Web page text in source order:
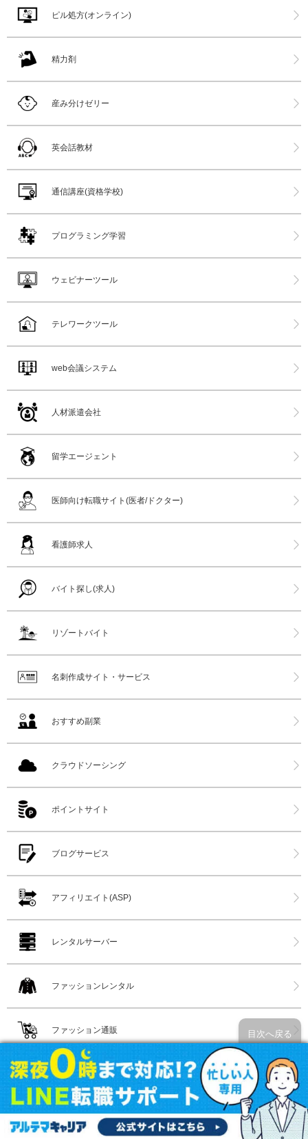
ピル処方(オンライン)
精力剤
産み分けゼリー
英会話教材
通信講座(資格学校)
プログラミング学習
ウェビナーツール
テレワークツール
web会議システム
人材派遣会社
留学エージェント
医師向け転職サイト(医者/ドクター)
看護師求人
バイト探し(求人)
リゾートバイト
名刺作成サイト・サービス
おすすめ副業
クラウドソーシング
ポイントサイト
ブログサービス
アフィリエイト(ASP)
レンタルサーバー
ファッションレンタル
ファッション通販
ネット通販
家具インテリア通販
目次へ戻る